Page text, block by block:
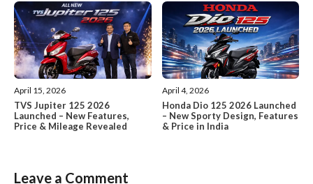
April 15, 2026
TVS Jupiter 125 2026
Launched – New Features,
Price & Mileage Revealed
April 4, 2026
Honda Dio 125 2026 Launched
– New Sporty Design, Features
& Price in India
Leave a Comment